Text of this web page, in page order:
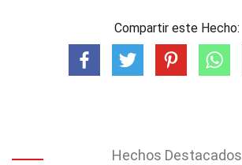
Compartir este Hecho:
Hechos Destacados